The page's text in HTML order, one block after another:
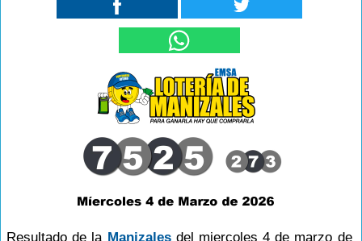
Resultado de la Manizalesdel miercoles 4 de marzo de